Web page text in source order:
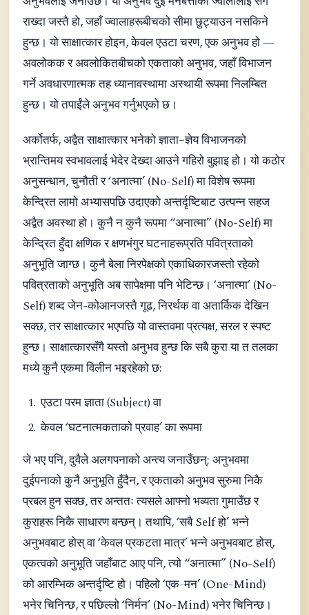
राख्दा जस्तै हो, जहाँ ज्वालाहरूबीचको सीमा छुट्याउन नसकिने
हुन्छ। यो साक्षात्कार होइन, केवल एउटा चरण, एक अनुभव हो —
अवलोकक र अवलोकितबीचको एकताको अनुभव, जहाँ विभाजन
गर्ने अवधारणात्मक तह ध्यानावस्थामा अस्थायी रूपमा निलम्बित
हुन्छ। यो तपाईंले अनुभव गर्नुभएको छ।
अर्कोतर्फ, अद्वैत साक्षात्कार भनेको ज्ञाता–ज्ञेय विभाजनको
भ्रान्तिमय स्वभावलाई भेदेर देख्दा आउने गहिरो बुझाइ हो। यो कठोर
अनुसन्धान, चुनौती र ‘अनात्मा’ (No-Self) मा विशेष रूपमा
केन्द्रित लामो अभ्यासपछि उदाएको अन्तर्दृष्टिबाट उत्पन्न सहज
अद्वैत अवस्था हो। कुनै न कुनै रूपमा “अनात्मा” (No-Self) मा
केन्द्रित हुँदा क्षणिक र क्षणभंगुर घटनाहरूप्रति पवित्रताको
अनुभूति जाग्छ। कुनै बेला निरपेक्षको एकाधिकारजस्तो रहेको
पवित्रताको अनुभूति अब सापेक्षमा पनि भेटिन्छ। ‘अनात्मा’ (No-
Self) शब्द जेन-कोआनजस्तै गूढ, निरर्थक वा अतार्किक देखिन
सक्छ, तर साक्षात्कार भएपछि यो वास्तवमा प्रत्यक्ष, सरल र स्पष्ट
हुन्छ। साक्षात्कारसँगै यस्तो अनुभव हुन्छ कि सबै कुरा या त तलका
मध्ये कुनै एकमा विलीन भइरहेको छ:
एउटा परम ज्ञाता (Subject) वा
केवल ‘घटनात्मकताको प्रवाह’ का रूपमा
जे भए पनि, दुवैले अलगपनाको अन्त्य जनाउँछन्; अनुभवमा
दुईपनाको कुनै अनुभूति हुँदैन, र एकताको अनुभव सुरुमा निकै
प्रबल हुन सक्छ, तर अन्ततः त्यसले आफ्नो भव्यता गुमाउँछ र
कुराहरू निकै साधारण बन्छन्। तथापि, ‘सबै Self हो’ भन्ने
अनुभवबाट होस् वा ‘केवल प्रकटता मात्र’ भन्ने अनुभवबाट होस्,
एकत्वको अनुभूति जहाँबाट आए पनि, त्यो “अनात्मा” (No-Self)
को आरम्भिक अन्तर्दृष्टि हो। पहिलो ‘एक-मन’ (One-Mind)
भनेर चिनिन्छ, र पछिल्लो ‘निर्मन’ (No-Mind) भनेर चिनिन्छ।